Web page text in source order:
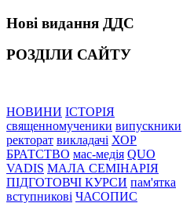
Нові видання ДДС
РОЗДІЛИ САЙТУ
НОВИНИ ІСТОРІЯ
священномученики випускники
ректорат викладачі ХОР
БРАТСТВО мас-медія QUO
VADIS МАЛА СЕМІНАРІЯ
ПІДГОТОВЧІ КУРСИ пам'ятка
вступникові ЧАСОПИС